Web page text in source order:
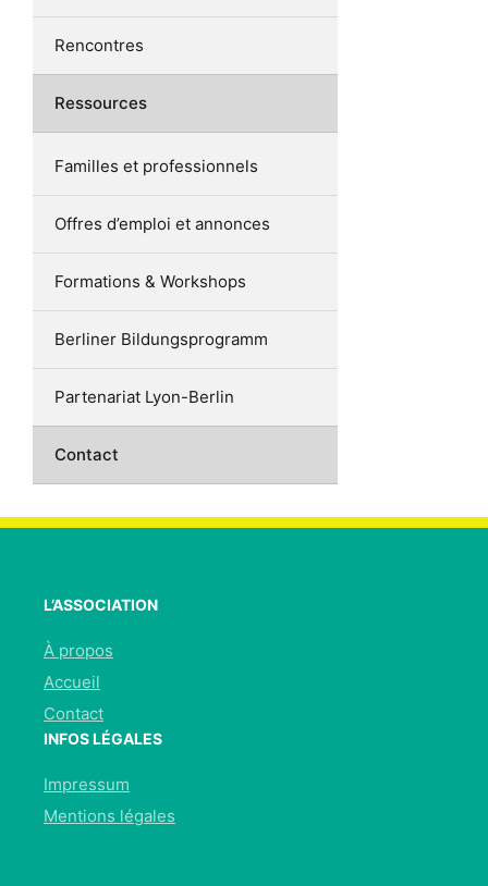
Rencontres
Ressources
Familles et professionnels
Offres d’emploi et annonces
Formations & Workshops
Berliner Bildungsprogramm
Partenariat Lyon-Berlin
Contact
L’ASSOCIATION
À propos
Accueil
Contact
INFOS LÉGALES
Impressum
Mentions légales